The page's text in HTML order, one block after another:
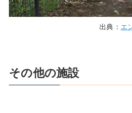
出典： エ
その他の施設